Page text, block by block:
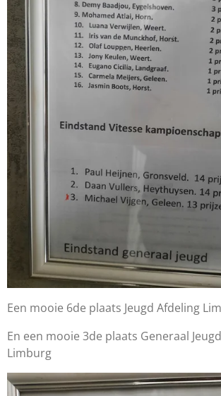
Een mooie 6de plaats Jeugd Afdeling
En een mooie 3de plaats Generaal
Limburg